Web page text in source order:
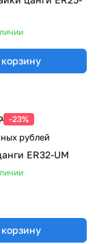
-23%
рублей
ER32-UM